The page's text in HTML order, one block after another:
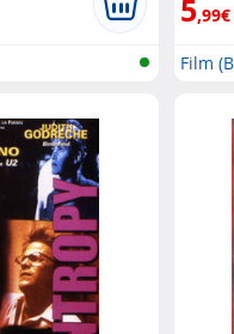
5,99€
Film